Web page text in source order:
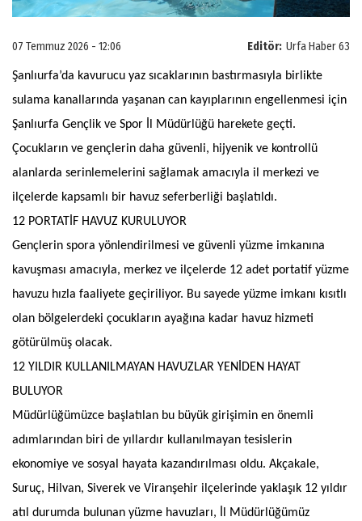
Editör: Urfa Haber 63
07 Temmuz 2026 - 12:06
Şanlıurfa’da kavurucu yaz sıcaklarının bastırmasıyla birlikte
sulama kanallarında yaşanan can kayıplarının engellenmesi için
Şanlıurfa Gençlik ve Spor İl Müdürlüğü harekete geçti.
Çocukların ve gençlerin daha güvenli, hijyenik ve kontrollü
alanlarda serinlemelerini sağlamak amacıyla il merkezi ve
ilçelerde kapsamlı bir havuz seferberliği başlatıldı.
12 PORTATİF HAVUZ KURULUYOR
Gençlerin spora yönlendirilmesi ve güvenli yüzme imkanına
kavuşması amacıyla, merkez ve ilçelerde 12 adet portatif yüzme
havuzu hızla faaliyete geçiriliyor. Bu sayede yüzme imkanı kısıtlı
olan bölgelerdeki çocukların ayağına kadar havuz hizmeti
götürülmüş olacak.
12 YILDIR KULLANILMAYAN HAVUZLAR YENİDEN HAYAT
BULUYOR
Müdürlüğümüzce başlatılan bu büyük girişimin en önemli
adımlarından biri de yıllardır kullanılmayan tesislerin
ekonomiye ve sosyal hayata kazandırılması oldu. Akçakale,
Suruç, Hilvan, Siverek ve Viranşehir ilçelerinde yaklaşık 12 yıldır
atıl durumda bulunan yüzme havuzları, İl Müdürlüğümüz